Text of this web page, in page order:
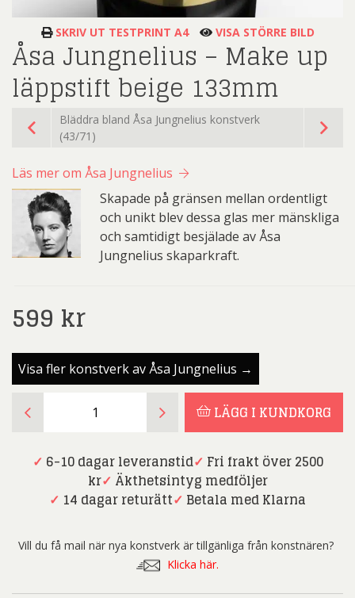
SKRIV UT TESTPRINT A4 VISA STÖRRE BILD
Åsa Jungnelius – Make up
läppstift beige 133mm
Bläddra bland Åsa Jungnelius konstverk
(43/71)
Läs mer om Åsa Jungnelius
Skapade på gränsen mellan ordentligt
och unikt blev dessa glas mer mänskliga
och samtidigt besjälade av Åsa
Jungnelius skaparkraft.
599 kr
Visa fler konstverk av Åsa Jungnelius →
Jungnelius
Make
läppstift
mängd
LÄGG I KUNDKORG
✓ 6-10 dagar leveranstid✓ Fri frakt över 2500
kr✓ Äkthetsintyg medföljer
✓ 14 dagar returätt✓ Betala med Klarna
Vill du få mail när nya konstverk är tillgänliga från konstnären?
Klicka här.